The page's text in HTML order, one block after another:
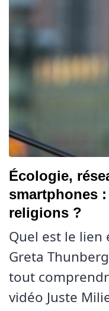
Écologie,
smartphones
religions ?
Quel est le lien
Greta
tout
vidéo Juste